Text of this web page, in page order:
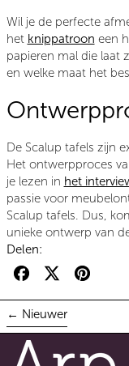
Wil je de perfecte
het knippatroon een
papieren mal die laat
en welke maat het
De Scalup tafels zijn
Het ontwerpproces
je lezen in het
passie voor
Scalup tafels. Dus,
unieke ontwerp van
Delen:
Delen opTwitteren
Nieuwer